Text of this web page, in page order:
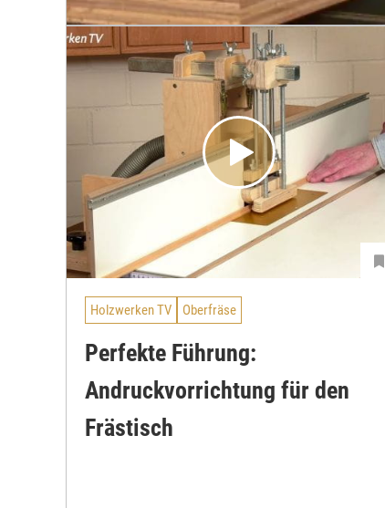
Holzwerken TV Oberfräse
Perfekte Führung:
Andruckvorrichtung für den
Frästisch